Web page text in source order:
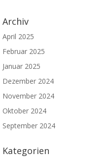
Archiv
April 2025
Februar 2025
Januar 2025
Dezember 2024
November 2024
Oktober 2024
September 2024
Kategorien